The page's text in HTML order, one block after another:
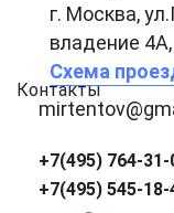
г. Москва,
владение
Схема
Контакты
+7(495) 764-31-
+7(495) 545-18-